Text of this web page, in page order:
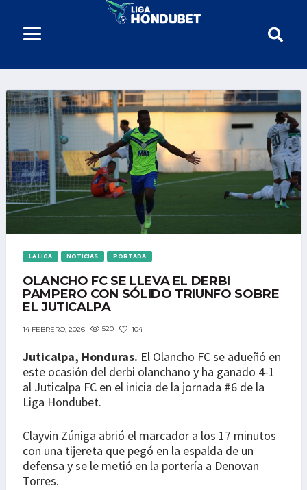
LA LIGA NOTICIAS PORTADA
OLANCHO FC SE LLEVA EL DERBI
PAMPERO CON SÓLIDO TRIUNFO SOBRE
EL JUTICALPA
14 FEBRERO, 2026 520 104
Juticalpa, Honduras. El Olancho FC se adueñó en
este ocasión del derbi olanchano y ha ganado 4-1
al Juticalpa FC en el inicia de la jornada #6 de la
Liga Hondubet.
Clayvin Zúniga abrió el marcador a los 17 minutos
con una tijereta que pegó en la espalda de un
defensa y se le metió en la portería a Denovan
Torres.